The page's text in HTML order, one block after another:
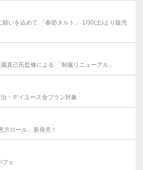
いを込めて 「春節タルト」 1/30(土)より販売
真己氏監修による 「制服リニューアル」
・デイユース全プラン対象
方ロール」新発売！
フェ